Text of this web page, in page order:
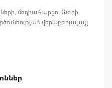
մեդիա հարցումների,
վերաբերյալ այլ